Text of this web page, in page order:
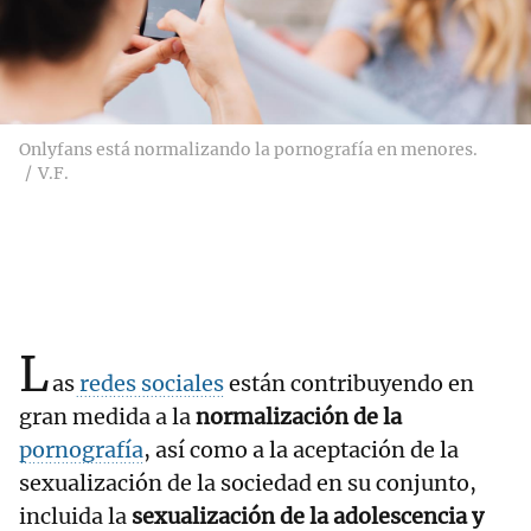
Onlyfans está normalizando la pornografía en menores.
V.F.
Lasredes socialesestán contribuyendo en
gran medida a lanormalización de la
pornografía, así como a la aceptación de la
sexualización de la sociedad en su conjunto,
incluida la sexualización de la adolescencia y